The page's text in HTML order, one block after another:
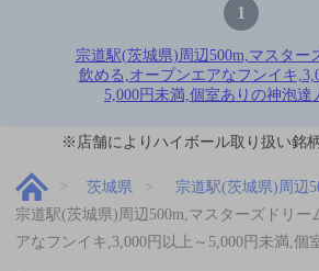
1
宗道駅(茨城県)周辺500m,マスター
飲める,オープンエアなフンイキ
5,000円未満,個室ありの神泡達
※店舗によりハイボール取り扱い銘
茨城県
宗道駅(茨城県)周辺
宗道駅(茨城県)周辺500m,マスターズドリー
アなフンイキ,3,000円以上～5,000円未満,個